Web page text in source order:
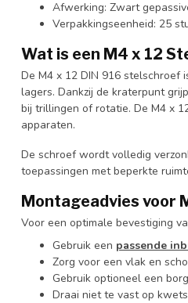
Afwerking: Zwart
Verpakkingseenheid: 25
Wat is een M4 x 12
De M4 x 12 DIN 916 stelschroef
lagers. Dankzij de kraterpunt
bij trillingen of rotatie. De M4 x
apparaten.
De schroef wordt volledig
toepassingen met beperkte
Montageadvies voor
Voor een optimale bevestiging
Gebruik een passende
Zorg voor een vlak en
Gebruik optioneel een
Draai niet te vast op